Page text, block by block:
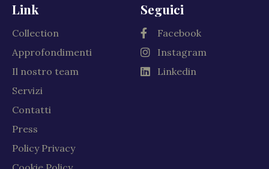
Link
Collection
Approfondimenti
Il nostro team
Servizi
Contatti
Press
Policy Privacy
Seguici
Facebook
Instagram
Linkedin